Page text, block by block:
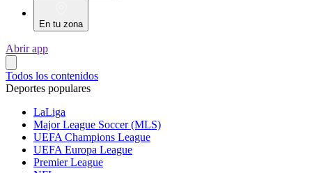
En tu zona
Abrir app
Todos los contenidos
Deportes populares
LaLiga
Major League Soccer (MLS)
UEFA Champions League
UEFA Europa League
Premier League